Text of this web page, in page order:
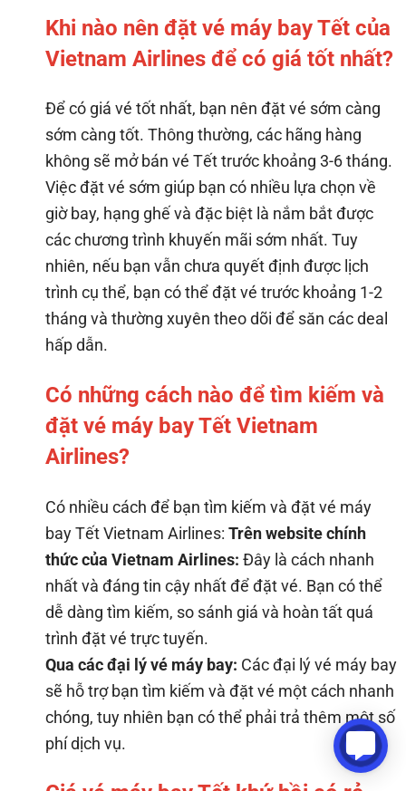
Khi nào nên đặt vé máy bay Tết của
Vietnam Airlines để có giá tốt nhất?
Để có giá vé tốt nhất, bạn nên đặt vé sớm càng
sớm càng tốt. Thông thường, các hãng hàng
không sẽ mở bán vé Tết trước khoảng 3-6 tháng.
Việc đặt vé sớm giúp bạn có nhiều lựa chọn về
giờ bay, hạng ghế và đặc biệt là nắm bắt được
các chương trình khuyến mãi sớm nhất. Tuy
nhiên, nếu bạn vẫn chưa quyết định được lịch
trình cụ thể, bạn có thể đặt vé trước khoảng 1-2
tháng và thường xuyên theo dõi để săn các deal
hấp dẫn.
Có những cách nào để tìm kiếm và
đặt vé máy bay Tết Vietnam
Airlines?
Có nhiều cách để bạn tìm kiếm và đặt vé máy
bay Tết Vietnam Airlines: Trên website chính
thức của Vietnam Airlines: Đây là cách nhanh
nhất và đáng tin cậy nhất để đặt vé. Bạn có thể
dễ dàng tìm kiếm, so sánh giá và hoàn tất quá
trình đặt vé trực tuyến.
Qua các đại lý vé máy bay: Các đại lý vé máy bay
sẽ hỗ trợ bạn tìm kiếm và đặt vé một cách nhanh
chóng, tuy nhiên bạn có thể phải trả thêm một số
phí dịch vụ.